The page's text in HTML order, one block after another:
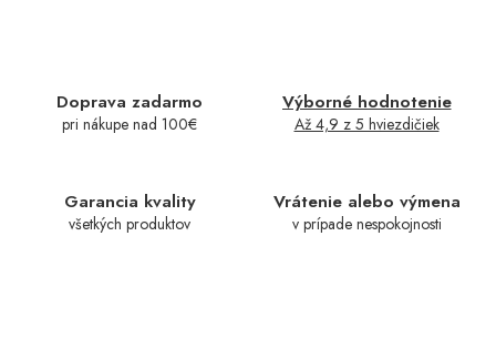
Doprava zadarmo
pri nákupe nad 100€
Výborné hodnotenie
Až 4,9 z 5 hviezdičiek
Garancia kvality
všetkých produktov
Vrátenie alebo výmena
v prípade nespokojnosti